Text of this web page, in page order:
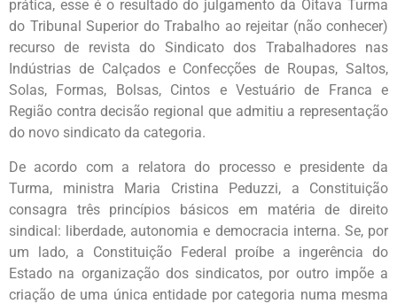
prática, esse é o resultado do julgamento da Oitava Turma
do Tribunal Superior do Trabalho ao rejeitar (não conhecer)
recurso de revista do Sindicato dos Trabalhadores nas
Indústrias de Calçados e Confecções de Roupas, Saltos,
Solas, Formas, Bolsas, Cintos e Vestuário de Franca e
Região contra decisão regional que admitiu a representação
do novo sindicato da categoria.
De acordo com a relatora do processo e presidente da
Turma, ministra Maria Cristina Peduzzi, a Constituição
consagra três princípios básicos em matéria de direito
sindical: liberdade, autonomia e democracia interna. Se, por
um lado, a Constituição Federal proíbe a ingerência do
Estado na organização dos sindicatos, por outro impõe a
criação de uma única entidade por categoria numa mesma